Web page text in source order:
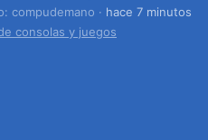
compudemano
hace 7 minutos
consolas y juegos